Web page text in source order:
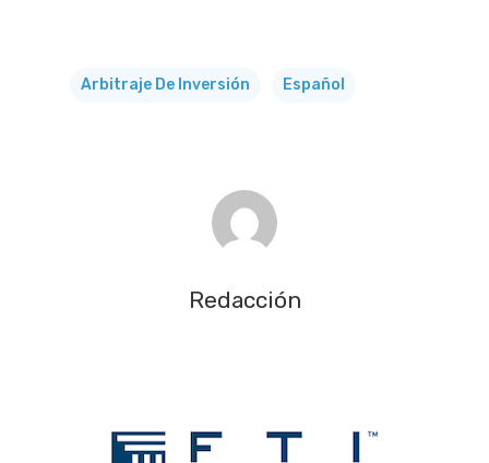
Arbitraje De Inversión Español
Redacción